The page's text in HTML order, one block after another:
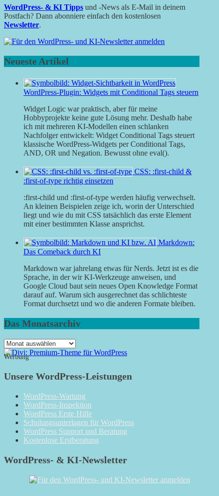
WordPress- & KI Tipps und -News als E-Mail in deinem
Postfach? Dann abonniere einfach den kostenlosen
Newsletter.
Neueste Artikel
WordPress-Plugin: Widgets mit Conditional Tags steuern
Widget Logic war praktisch, aber für meine
Hobbyprojekte keine gute Lösung mehr. Deshalb habe
ich mit mehreren KI-Modellen einen schlanken
Nachfolger entwickelt: Widget Conditional Tags steuert
klassische WordPress-Widgets per Conditional Tags,
AND, OR und Negation. Bewusst ohne eval().
CSS: :first-child &
:first-of-type richtig einsetzen
:first-child und :first-of-type werden häufig verwechselt.
An kleinen Beispielen zeige ich, worin der Unterschied
liegt und wie du mit CSS tatsächlich das erste Element
mit einer bestimmten Klasse ansprichst.
Markdown:
Das Comeback durch KI
Markdown war jahrelang etwas für Nerds. Jetzt ist es die
Sprache, in der wir KI-Werkzeuge anweisen, und
Google Cloud baut sein neues Open Knowledge Format
darauf auf. Warum sich ausgerechnet das schlichteste
Format durchsetzt und wo die anderen Formate bleiben.
Das Monatsarchiv
Das
Monatsarchiv
Werbung
Unsere WordPress-Leistungen
WordPress-Wartung
WordPress-Inspektion
WordPress Erste Hilfe
Schulungsunterlagen für WordPress
WordPress Support und Beratung
Kostenlose Erstberatung
WordPress- & KI-Newsletter